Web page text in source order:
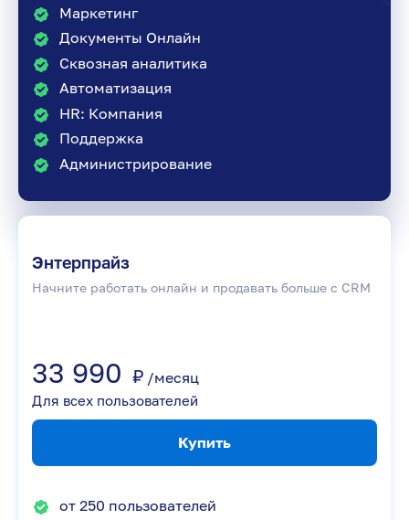
Маркетинг
Документы Онлайн
Сквозная аналитика
Автоматизация
HR: Компания
Поддержка
Администрирование
Энтерпрайз
Начните работать онлайн и продавать больше с CRM
33 990 ₽ /месяц
Для всех пользователей
Купить
от 250 пользователей